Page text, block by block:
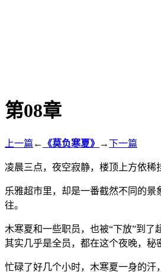
第08章
上一篇 ← 《莫负寒夏》 →下一篇
凌晨三点，夜空寂静，楼顶上方依稀
乐雅超市里，却是一番截然不同的景
往。
木寒夏和一些职员，也被“下放”到了
其实几乎是全员，都在这个夜晚，秘
忙碌了好几个小时，木寒夏一身的汗